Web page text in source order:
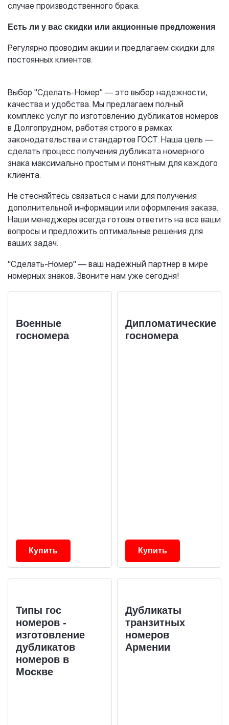
случае производственного брака.
Есть ли у вас скидки или акционные предложения
Регулярно проводим акции и предлагаем скидки для
постоянных клиентов.
Выбор "Сделать-Номер" — это выбор надежности,
качества и удобства. Мы предлагаем полный
комплекс услуг по изготовлению дубликатов номеров
в Долгопрудном, работая строго в рамках
законодательства и стандартов ГОСТ. Наша цель —
сделать процесс получения дубликата номерного
знака максимально простым и понятным для каждого
клиента.
Не стесняйтесь связаться с нами для получения
дополнительной информации или оформления заказа.
Наши менеджеры всегда готовы ответить на все ваши
вопросы и предложить оптимальные решения для
ваших задач.
"Сделать-Номер" — ваш надежный партнер в мире
номерных знаков. Звоните нам уже сегодня!
Военные
госномера
Купить
Дипломатические
госномера
Купить
Типы гос
номеров -
изготовление
дубликатов
номеров в
Москве
Дубликаты
транзитных
номеров
Армении